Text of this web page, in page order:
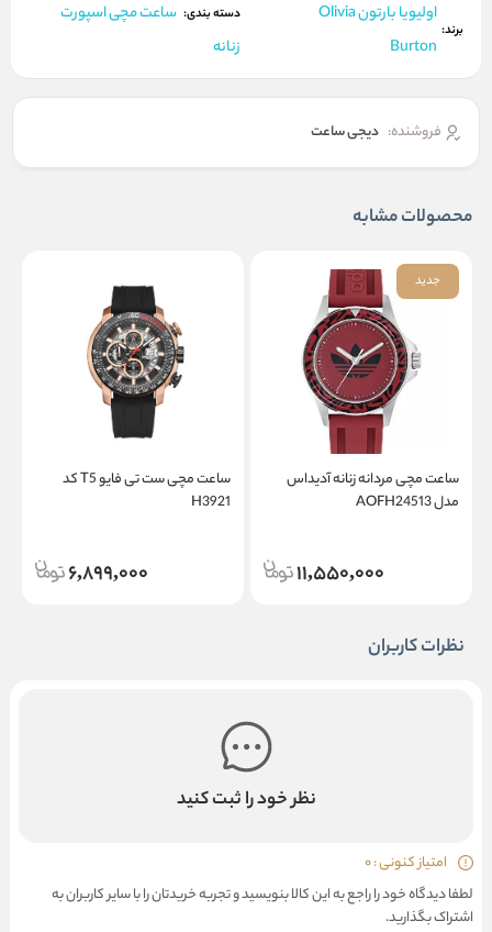
برند:
اولیویا بارتون Olivia
Burton
دسته بندی: ساعت مچی اسپورت
زنانه
فروشنده: دیجی ساعت
محصولات مشابه
جدید
ساعت مچی مردانه زنانه آدیداس
مدل AOFH24513
11,550,000
ساعت مچی ست تی فایو T5 کد
H3921
6,899,000
نظرات کاربران
نظر خود را ثبت کنید
امتیاز کنونی : 0
لطفا دیدگاه خود را راجع به این کالا بنویسید و تجربه خریدتان را با سایر کاربران به
اشتراک بگذارید.